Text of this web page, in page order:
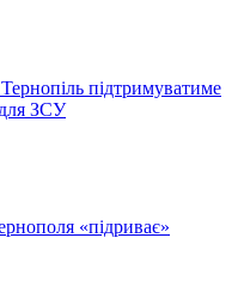
підтримуватиме
для ЗСУ
«підриває»